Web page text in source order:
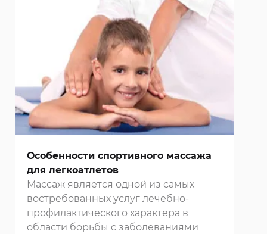
Особенности спортивного массажа
для легкоатлетов
Массаж является одной из самых
востребованных услуг лечебно-
профилактического характера в
области борьбы с заболеваниями